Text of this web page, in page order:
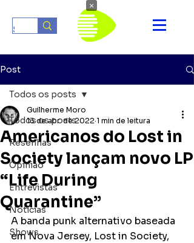
Post
Todos os posts
Resenhas
Opinião
Entrevistas
Notícias
Shows
Todos os posts
Americanos do Lost in
Society lançam novo LP
“Life During
Quarantine”
Guilherme Moro
13 de abr. de 2022 1 min de leitura
A banda punk alternativo baseada
em Nova Jersey, Lost in Society,
×